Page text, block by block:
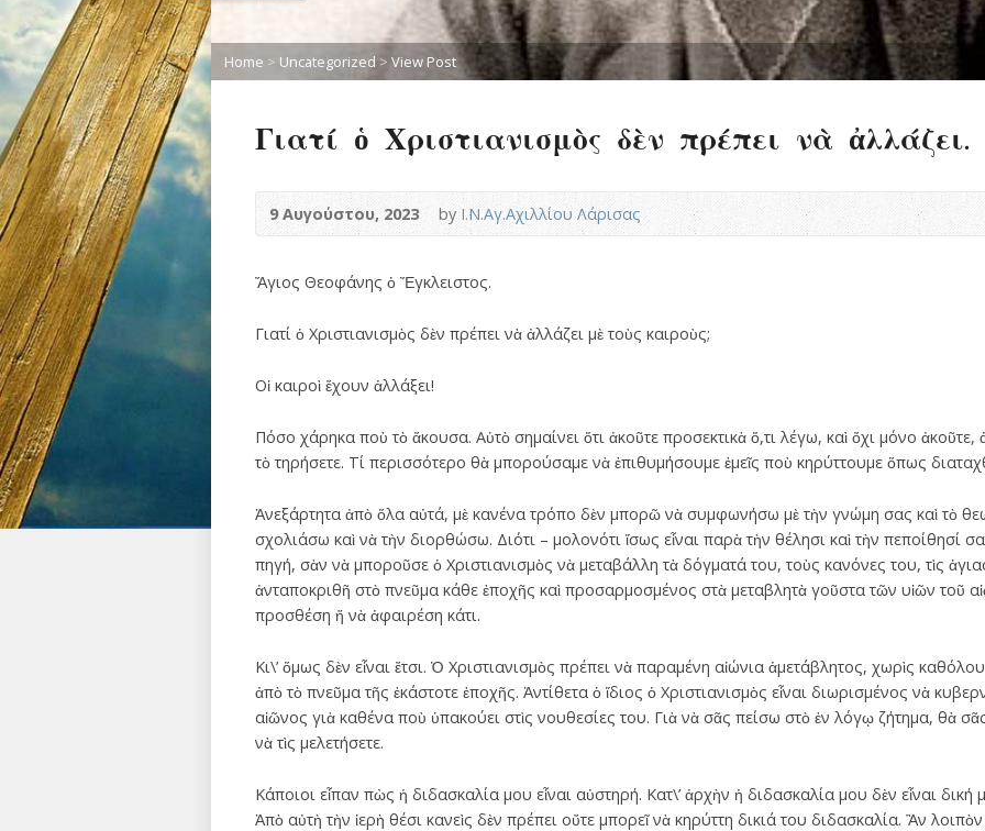
Home > Uncategorized > View Post
Γιατί ὁ Χριστιανισμὸς δὲν πρέπει νὰ ἀλλάζει.
9 Αυγούστου, 2023 byΙ.Ν.Αγ.Αχιλλίου Λάρισας
Ἅγιος Θεοφάνης ὁ Ἔγκλειστος.
Γιατί ὁ Χριστιανισμὸς δὲν πρέπει νὰ ἀλλάζει μὲ τοὺς καιροὺς;
Οἱ καιροὶ ἔχουν ἀλλάξει!
Πόσο χάρηκα ποὺ τὸ ἄκουσα. Αὐτὸ σημαίνει ὅτι ἀκοῦτε προσεκτικὰ ὅ,τι λέγω, καὶ ὄχι μόνο ἀκοῦτε,
τὸ τηρήσετε. Τί περισσότερο θὰ μπορούσαμε νὰ ἐπιθυμήσουμε ἐμεῖς ποὺ κηρύττουμε ὅπως
Ἀνεξάρτητα ἀπὸ ὅλα αὐτά, μὲ κανένα τρόπο δὲν μπορῶ νὰ συμφωνήσω μὲ τὴν γνώμη σας καὶ τὸ
σχολιάσω καὶ νὰ τὴν διορθώσω. Διότι – μολονότι ἴσως εἶναι παρὰ τὴν θέλησι καὶ τὴν πεποίθησί
πηγή, σὰν νὰ μποροῦσε ὁ Χριστιανισμὸς νὰ μεταβάλλη τὰ δόγματά του, τοὺς κανόνες του, τὶς
ἀνταποκριθῆ στὸ πνεῦμα κάθε ἐποχῆς καὶ προσαρμοσμένος στὰ μεταβλητὰ γοῦστα τῶν υἱῶν τοῦ
προσθέση ἤ νὰ ἀφαιρέση κάτι.
Κι\’ ὅμως δὲν εἶναι ἔτσι. Ὁ Χριστιανισμὸς πρέπει νὰ παραμένη αἰώνια ἀμετάβλητος, χωρὶς
ἀπὸ τὸ πνεῦμα τῆς ἑκάστοτε ἐποχῆς. Ἀντίθετα ὁ ἴδιος ὁ Χριστιανισμὸς εἶναι διωρισμένος νὰ
αἰῶνος γιὰ καθένα ποὺ ὑπακούει στὶς νουθεσίες του. Γιὰ νὰ σᾶς πείσω στὸ ἐν λόγῳ ζήτημα, θὰ
νὰ τὶς μελετήσετε.
Κάποιοι εἶπαν πὼς ἡ διδασκαλία μου εἶναι αὐστηρή. Κατ\’ ἀρχὴν ἡ διδασκαλία μου δὲν εἶναι δική
Ἀπὸ αὐτὴ τὴν ἱερὴ θέσι κανεὶς δὲν πρέπει οὔτε μπορεῖ νὰ κηρύττη δικιά του διδασκαλία. Ἂν